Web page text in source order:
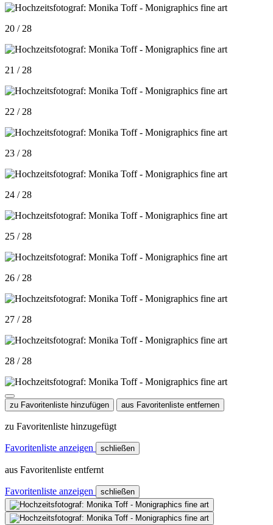
20 / 28
21 / 28
22 / 28
23 / 28
24 / 28
25 / 28
26 / 28
27 / 28
28 / 28
zu Favoritenliste hinzufügen aus Favoritenliste entfernen
zu Favoritenliste hinzugefügt
Favoritenliste anzeigen schließen
aus Favoritenliste entfernt
Favoritenliste anzeigen schließen